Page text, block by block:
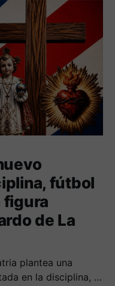
fútbol
figura
de La
plantea una
en la disciplina, el